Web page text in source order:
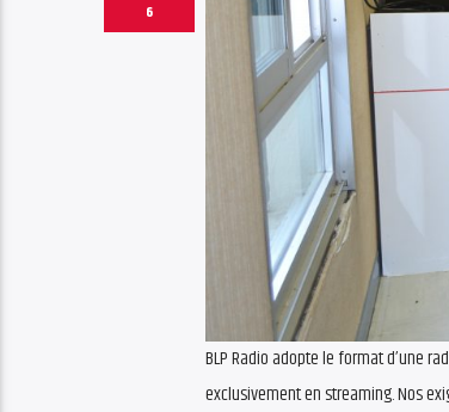
6
BLP Radio adopte le format d’une
exclusivement en streaming. Nos